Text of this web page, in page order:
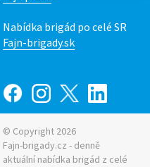
Nabídka brigád po celé SR
Fajn-brigady.sk
© Copyright 2026
Fajn-brigady.cz - denně
aktuální nabídka brigád z celé